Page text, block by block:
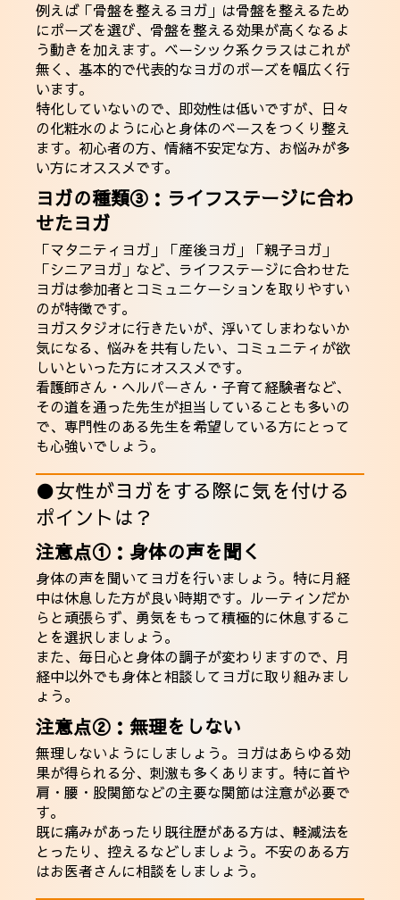
例えば「骨盤を整えるヨガ」は骨盤を整えるため
にポーズを選び、骨盤を整える効果が高くなるよ
う動きを加えます。ベーシック系クラスはこれが
無く、基本的で代表的なヨガのポーズを幅広く行
います。
特化していないので、即効性は低いですが、日々
の化粧水のように心と身体のベースをつくり整え
ます。初心者の方、情緒不安定な方、お悩みが多
い方にオススメです。
ヨガの種類③：ライフステージに合わ
せたヨガ
「マタニティヨガ」「産後ヨガ」「親子ヨガ」
「シニアヨガ」など、ライフステージに合わせた
ヨガは参加者とコミュニケーションを取りやすい
のが特徴です。
ヨガスタジオに行きたいが、浮いてしまわないか
気になる、悩みを共有したい、コミュニティが欲
しいといった方にオススメです。
看護師さん・ヘルパーさん・子育て経験者など、
その道を通った先生が担当していることも多いの
で、専門性のある先生を希望している方にとって
も心強いでしょう。
●女性がヨガをする際に気を付ける
ポイントは？
注意点①：身体の声を聞く
身体の声を聞いてヨガを行いましょう。特に月経
中は休息した方が良い時期です。ルーティンだか
らと頑張らず、勇気をもって積極的に休息するこ
とを選択しましょう。
また、毎日心と身体の調子が変わりますので、月
経中以外でも身体と相談してヨガに取り組みまし
ょう。
注意点②：無理をしない
無理しないようにしましょう。ヨガはあらゆる効
果が得られる分、刺激も多くあります。特に首や
肩・腰・股関節などの主要な関節は注意が必要で
す。
既に痛みがあったり既往歴がある方は、軽減法を
とったり、控えるなどしましょう。不安のある方
はお医者さんに相談をしましょう。